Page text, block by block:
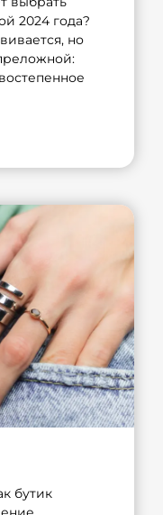
2024 года?
но
бутик